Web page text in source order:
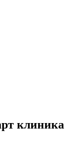
клиника